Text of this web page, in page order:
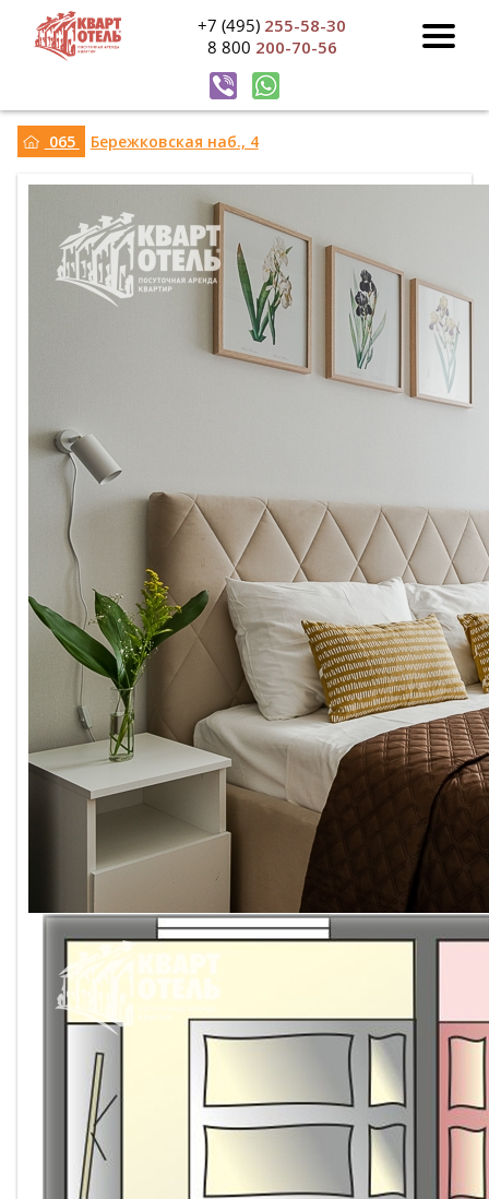
+7 (495) 255-58-30
8 800 200-70-56
065 Бережковская наб., 4